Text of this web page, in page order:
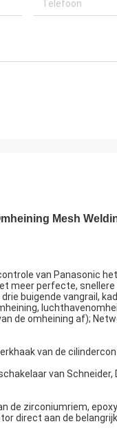
Mesh
van Panasonic
meer perfecte, snellere
buigende vangrail,
de omheining af);
van de
van Schneider,
de zirconiumriem,
direct aan de